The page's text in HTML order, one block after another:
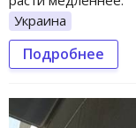
Украина
Подробнее